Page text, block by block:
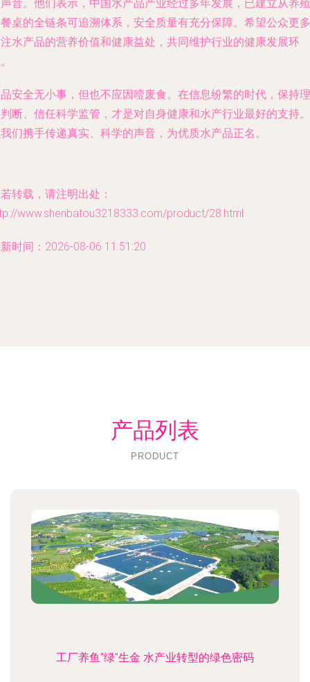
音。他们表示，中国水产品产业经过多年发展，已建立从养殖
桌的全链条可追溯体系，安全质量有充分保障。希望公众更多
水产品的营养价值和健康益处，共同维护行业的健康发展环
安全无小事，但也不应因噎废食。在信息纷繁的时代，保持理
断、信任科学监管，才是对自身健康和水产行业最好的支持。
们携手传递真实、科学的声音，为优质水产品正名。
转载，请注明出处：
www.shenbatou3218333.com/product/28.html
时间：2026-08-06 11:51:20
产品列表
PRODUCT
工厂养鱼“绿”生金 水产业转型的绿色密码